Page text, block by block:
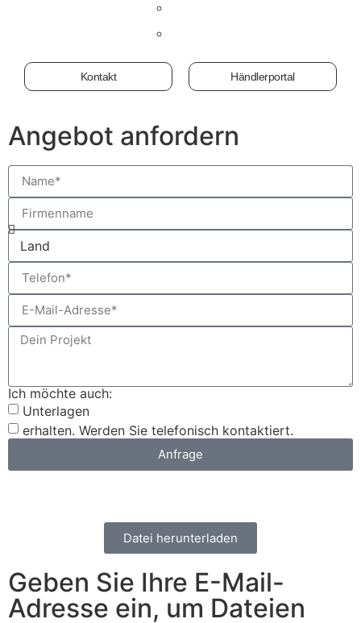
Kontakt Händlerportal
Angebot anfordern
Ich möchte auch:
Unterlagen
erhalten. Werden Sie telefonisch kontaktiert.
Anfrage
Datei herunterladen
Geben Sie Ihre E-Mail-
Adresse ein, um Dateien